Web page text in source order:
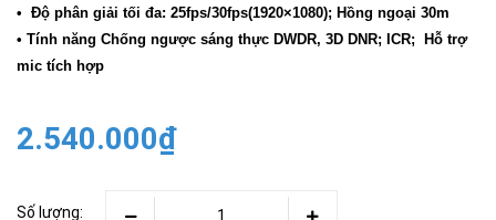
• Độ phân giải tối đa: 25fps/30fps(1920×1080); Hồng ngoại 30m
• Tính năng Chống ngược sáng thực DWDR, 3D DNR; ICR; Hỗ trợ
mic tích hợp
2.540.000₫
Số lượng: